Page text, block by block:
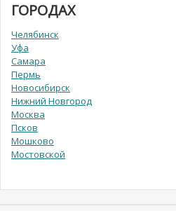
ГОРОДАХ
Челябинск
Уфа
Самара
Пермь
Новосибирск
Нижний Новгород
Москва
Псков
Мошково
Мостовской